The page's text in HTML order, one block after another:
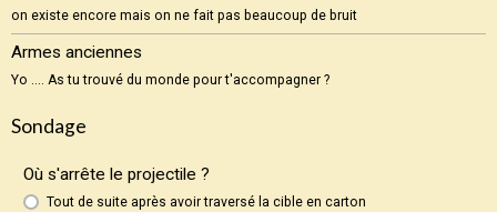
on existe encore mais on ne fait pas beaucoup de bruit
Armes anciennes
Yo .... As tu trouvé du monde pour t'accompagner ?
Sondage
Où s'arrête le projectile ?
Tout de suite après avoir traversé la cible en carton